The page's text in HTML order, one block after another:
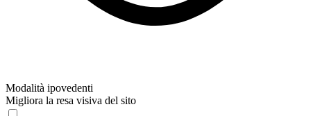
Modalità ipovedenti
Migliora la resa visiva del sito